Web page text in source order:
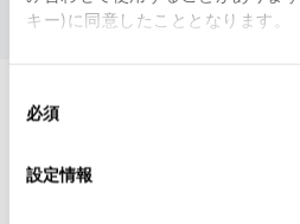
キー)に同意したこととなります。
アウト、設定の変更、同意を撤回
必須
設定情報